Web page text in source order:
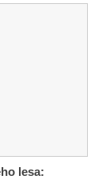
lesa: